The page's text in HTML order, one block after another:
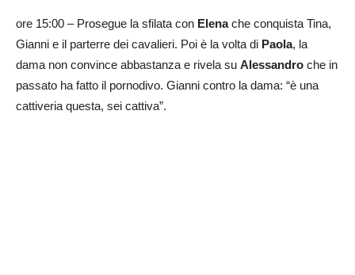
ore 15:00 – Prosegue la sfilata con Elenache conquista Tina,
Gianni e il parterre dei cavalieri. Poi è la volta di Paola, la
dama non convince abbastanza e rivela su Alessandro che in
passato ha fatto il pornodivo. Gianni contro la dama: “è una
cattiveria questa, sei cattiva”.